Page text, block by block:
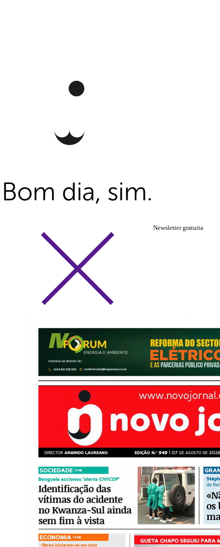
Newsletter gratuita